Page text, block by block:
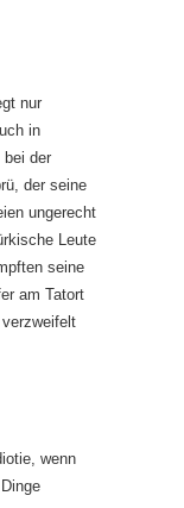
nur
in
bei der
der seine
ungerecht
Leute
seine
am Tatort
wenn